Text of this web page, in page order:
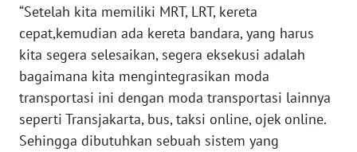
“Setelah kita memiliki MRT, LRT, kereta
cepat,kemudian ada kereta bandara, yang harus
kita segera selesaikan, segera eksekusi adalah
bagaimana kita mengintegrasikan moda
transportasi ini dengan moda transportasi lainnya
seperti Transjakarta, bus, taksi online, ojek online.
Sehingga dibutuhkan sebuah sistem yang
REDAKSI
KARIR
DISCLAIMER